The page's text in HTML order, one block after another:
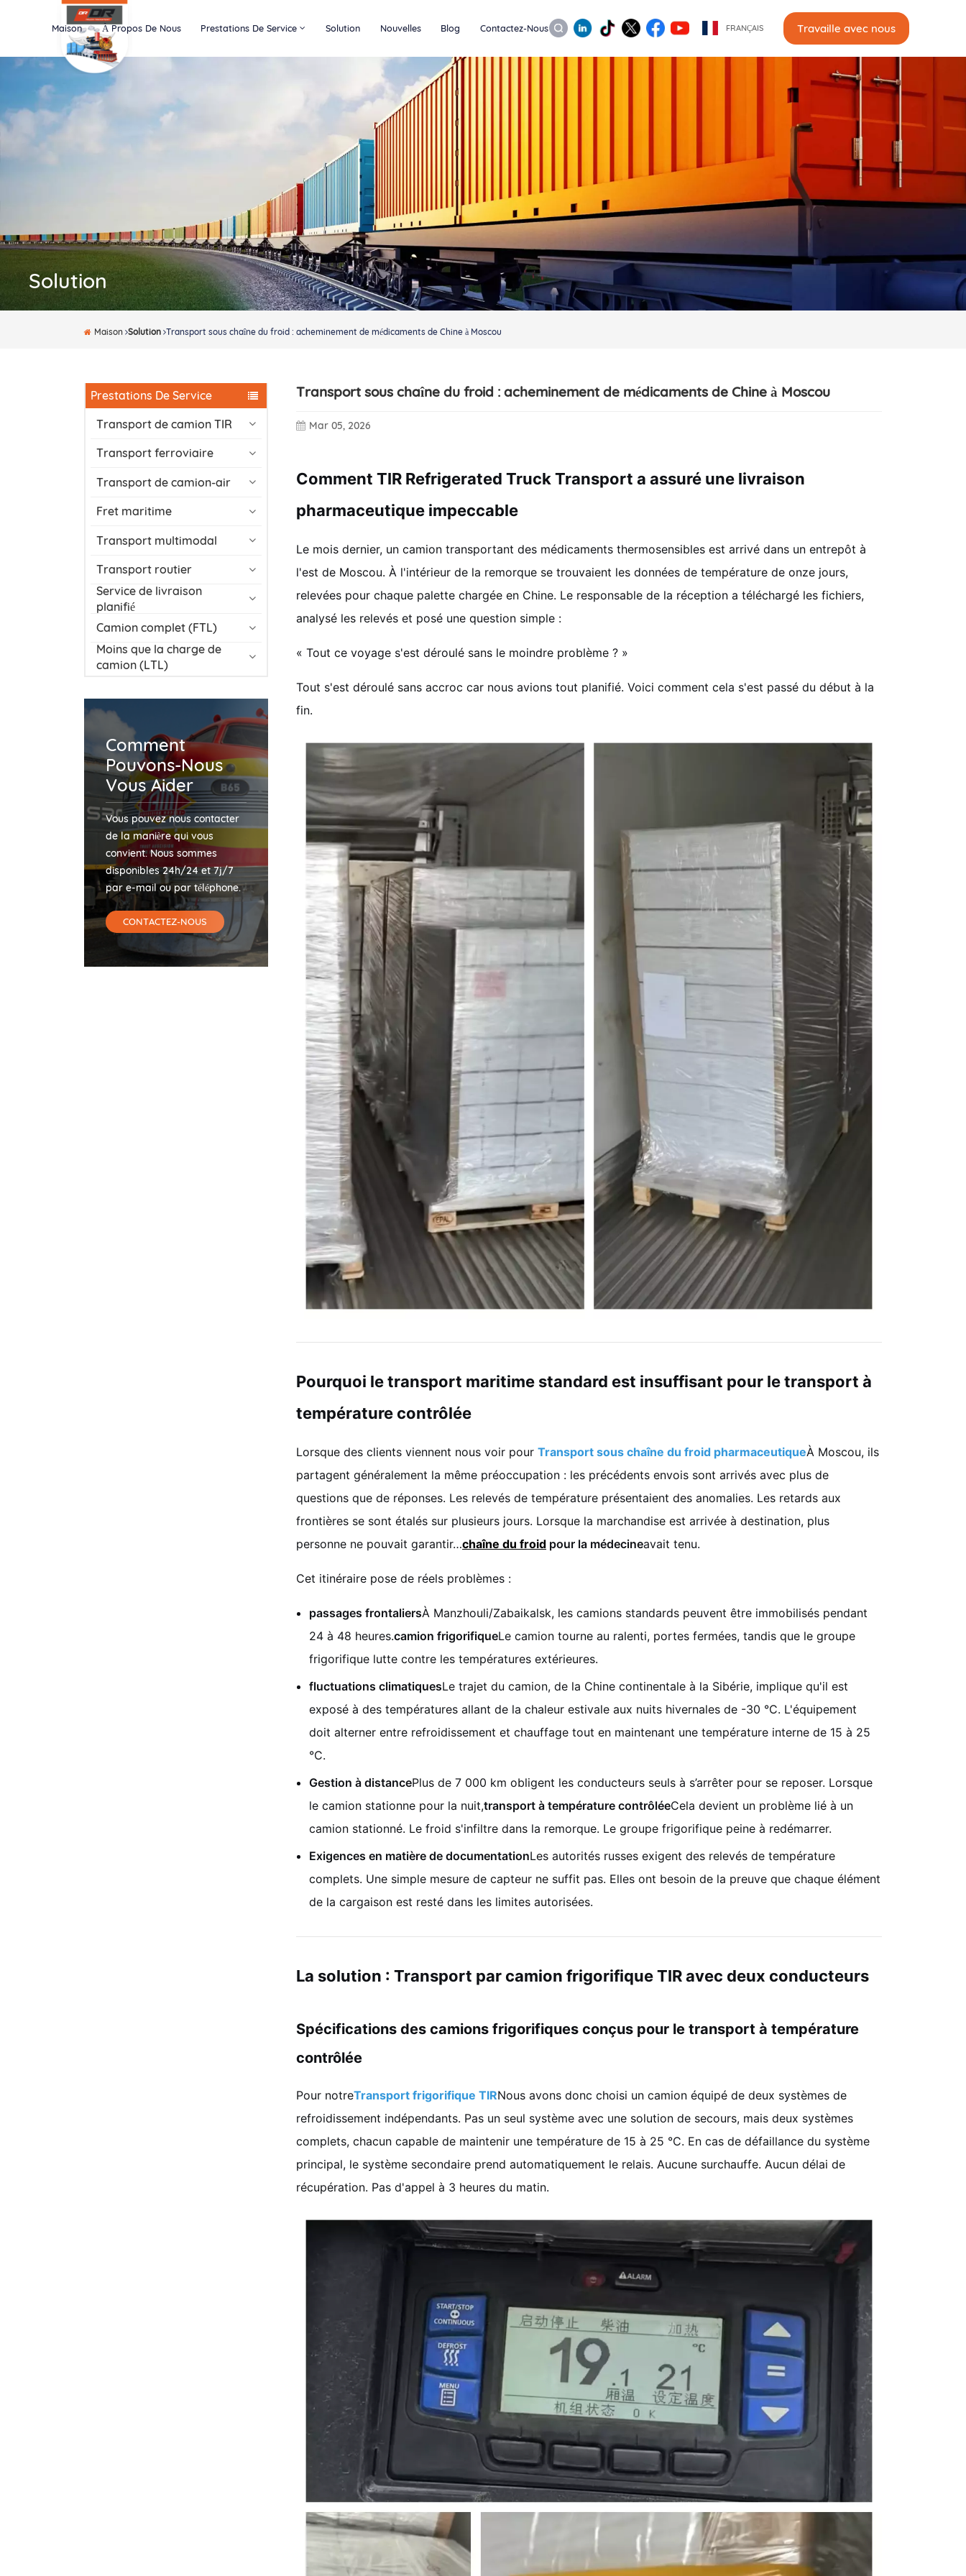
Maison À Propos De Nous Prestations De Service Solution Nouvelles Blog Contactez-Nous FRANÇAIS Travaille avec nous
Solution
Maison Solution Transport sous chaîne du froid : acheminement de médicaments de Chine à Moscou
Prestations De Service
Transport de camion TIR
Transport ferroviaire
Transport de camion-air
Fret maritime
Transport multimodal
Transport routier
Service de livraison
planifié
Camion complet (FTL)
Moins que la charge de
camion (LTL)
Comment
Pouvons-Nous
Vous Aider
Vous pouvez nous contacter
de la manière qui vous
convient. Nous sommes
disponibles 24h/24 et 7j/7
par e-mail ou par téléphone.
CONTACTEZ-NOUS
Transport sous chaîne du froid : acheminement de médicaments de Chine à Moscou
Mar 05, 2026
Comment TIR Refrigerated Truck Transport a assuré une livraison
pharmaceutique impeccable
Le mois dernier, un camion transportant des médicaments thermosensibles est arrivé dans un entrepôt à
l'est de Moscou. À l'intérieur de la remorque se trouvaient les données de température de onze jours,
relevées pour chaque palette chargée en Chine. Le responsable de la réception a téléchargé les fichiers,
analysé les relevés et posé une question simple :
« Tout ce voyage s'est déroulé sans le moindre problème ? »
Tout s'est déroulé sans accroc car nous avions tout planifié. Voici comment cela s'est passé du début à la
fin.
Pourquoi le transport maritime standard est insuffisant pour le transport à
température contrôlée
Lorsque des clients viennent nous voir pourTransport sous chaîne du froid pharmaceutiqueÀ Moscou, ils
partagent généralement la même préoccupation : les précédents envois sont arrivés avec plus de
questions que de réponses. Les relevés de température présentaient des anomalies. Les retards aux
frontières se sont étalés sur plusieurs jours. Lorsque la marchandise est arrivée à destination, plus
personne ne pouvait garantir…chaîne du froid pour la médecineavait tenu.
Cet itinéraire pose de réels problèmes :
passages frontaliersÀ Manzhouli/Zabaikalsk, les camions standards peuvent être immobilisés pendant
24 à 48 heures.camion frigorifiqueLe camion tourne au ralenti, portes fermées, tandis que le groupe
frigorifique lutte contre les températures extérieures.
fluctuations climatiquesLe trajet du camion, de la Chine continentale à la Sibérie, implique qu'il est
exposé à des températures allant de la chaleur estivale aux nuits hivernales de -30 °C. L'équipement
doit alterner entre refroidissement et chauffage tout en maintenant une température interne de 15 à 25
°C.
Gestion à distancePlus de 7 000 km obligent les conducteurs seuls à s’arrêter pour se reposer. Lorsque
le camion stationne pour la nuit,transport à température contrôléeCela devient un problème lié à un
camion stationné. Le froid s'infiltre dans la remorque. Le groupe frigorifique peine à redémarrer.
Exigences en matière de documentationLes autorités russes exigent des relevés de température
complets. Une simple mesure de capteur ne suffit pas. Elles ont besoin de la preuve que chaque élément
de la cargaison est resté dans les limites autorisées.
La solution : Transport par camion frigorifique TIR avec deux conducteurs
Spécifications des camions frigorifiques conçus pour le transport à température
contrôlée
Pour notreTransport frigorifique TIRNous avons donc choisi un camion équipé de deux systèmes de
refroidissement indépendants. Pas un seul système avec une solution de secours, mais deux systèmes
complets, chacun capable de maintenir une température de 15 à 25 °C. En cas de défaillance du système
principal, le système secondaire prend automatiquement le relais. Aucune surchauffe. Aucun délai de
récupération. Pas d'appel à 3 heures du matin.